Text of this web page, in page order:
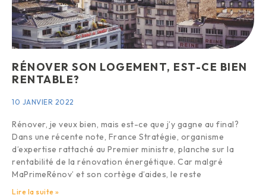
RÉNOVER SON LOGEMENT, EST-CE BIEN
RENTABLE?
10 JANVIER 2022
Rénover, je veux bien, mais est-ce que j’y gagne au final?
Dans une récente note, France Stratégie, organisme
d’expertise rattaché au Premier ministre, planche sur la
rentabilité de la rénovation énergétique. Car malgré
MaPrimeRénov’ et son cortège d’aides, le reste
Lire la suite »